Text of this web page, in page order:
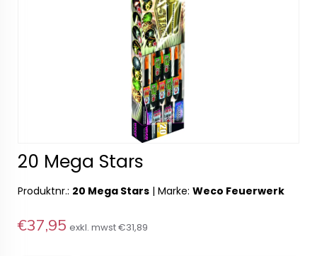
20 Mega Stars
Produktnr.: 20 Mega Stars | Marke: Weco Feuerwerk
€37,95 exkl. mwst€31,89